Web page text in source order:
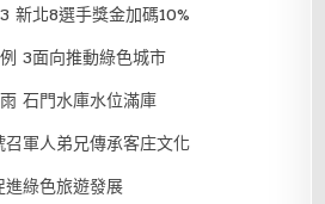
新北8選手獎金加碼10%
3面向推動綠色城市
石門水庫水位滿庫
軍人弟兄傳承客庄文化
綠色旅遊發展